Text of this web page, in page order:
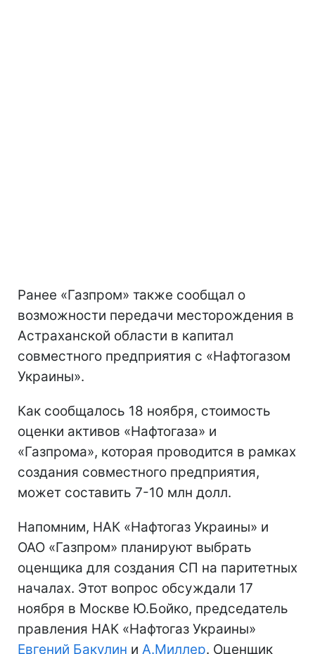
Ранее «Газпром» также сообщал о
возможности передачи месторождения в
Астраханской области в капитал
совместного предприятия с «Нафтогазом
Украины».
Как сообщалось 18 ноября, стоимость
оценки активов «Нафтогаза» и
«Газпрома», которая проводится в рамках
создания совместного предприятия,
может составить 7-10 млн долл.
Напомним, НАК «Нафтогаз Украины» и
ОАО «Газпром» планируют выбрать
оценщика для создания СП на паритетных
началах. Этот вопрос обсуждали 17
ноября в Москве Ю.Бойко, председатель
правления НАК «Нафтогаз Украины»
Евгений Бакулин и А.Миллер. Оценщик